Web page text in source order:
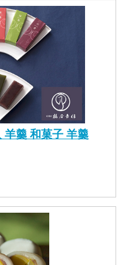
ずるもの20品目は使
羹 和菓子 羊羹